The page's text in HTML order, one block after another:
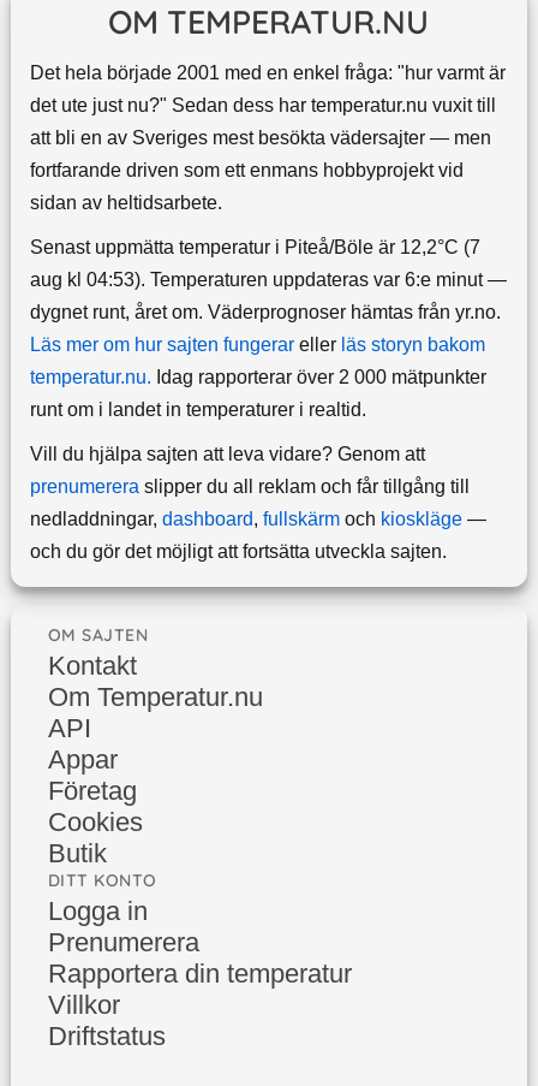
OM TEMPERATUR.NU
Det hela började 2001 med en enkel fråga: "hur varmt är
det ute just nu?" Sedan dess har temperatur.nu vuxit till
att bli en av Sveriges mest besökta vädersajter — men
fortfarande driven som ett enmans hobbyprojekt vid
sidan av heltidsarbete.
Senast uppmätta temperatur i Piteå/Böle är 12,2°C (7
aug kl 04:53). Temperaturen uppdateras var 6:e minut —
dygnet runt, året om. Väderprognoser hämtas från yr.no.
Läs mer om hur sajten fungerareller läs storyn bakom
temperatur.nu. Idag rapporterar över 2 000 mätpunkter
runt om i landet in temperaturer i realtid.
Vill du hjälpa sajten att leva vidare? Genom att
prenumereraslipper du all reklam och får tillgång till
nedladdningar, dashboard, fullskärmoch kioskläge—
och du gör det möjligt att fortsätta utveckla sajten.
OM SAJTEN
Kontakt
Om Temperatur.nu
API
Appar
Företag
Cookies
Butik
DITT KONTO
Logga in
Prenumerera
Rapportera din temperatur
Villkor
Driftstatus